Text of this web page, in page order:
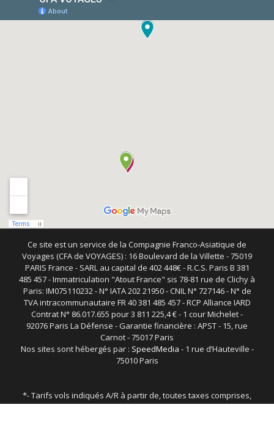
Ce site est un service de la Compagnie Franco-Asiatique de
Voyages (CFA de VOYAGES) : 16 Boulevard de la Villette - 75019
PARIS France - SARL au capital de 402 448€ - R.C.S. Paris B 381
485 457 - Immatriculation "Atout France" sis 78-81 rue de Clichy à
Paris: IM075110232 - N° IATA 202 21950 - CNIL N° 727146 - N° de
TVA intracommunautaire FR 40 381 485 457 - RCP Alliance IARD
Contrat N° 86.017.655 pour 3 811 225,4 € - 1 cour Michelet -
92076 Paris La Défense - Garantie financière : APST - 15, rue
Carnot - 75017 Paris
Nos sites sont hébergés par : SpeedMedia - 1 rue d’Hauteville -
75010 Paris
*- Tarifs vols indiqués A/R à partir de, toutes taxes comprises,
soumis à conditions, et sous réserve de disponibilité. Des frais